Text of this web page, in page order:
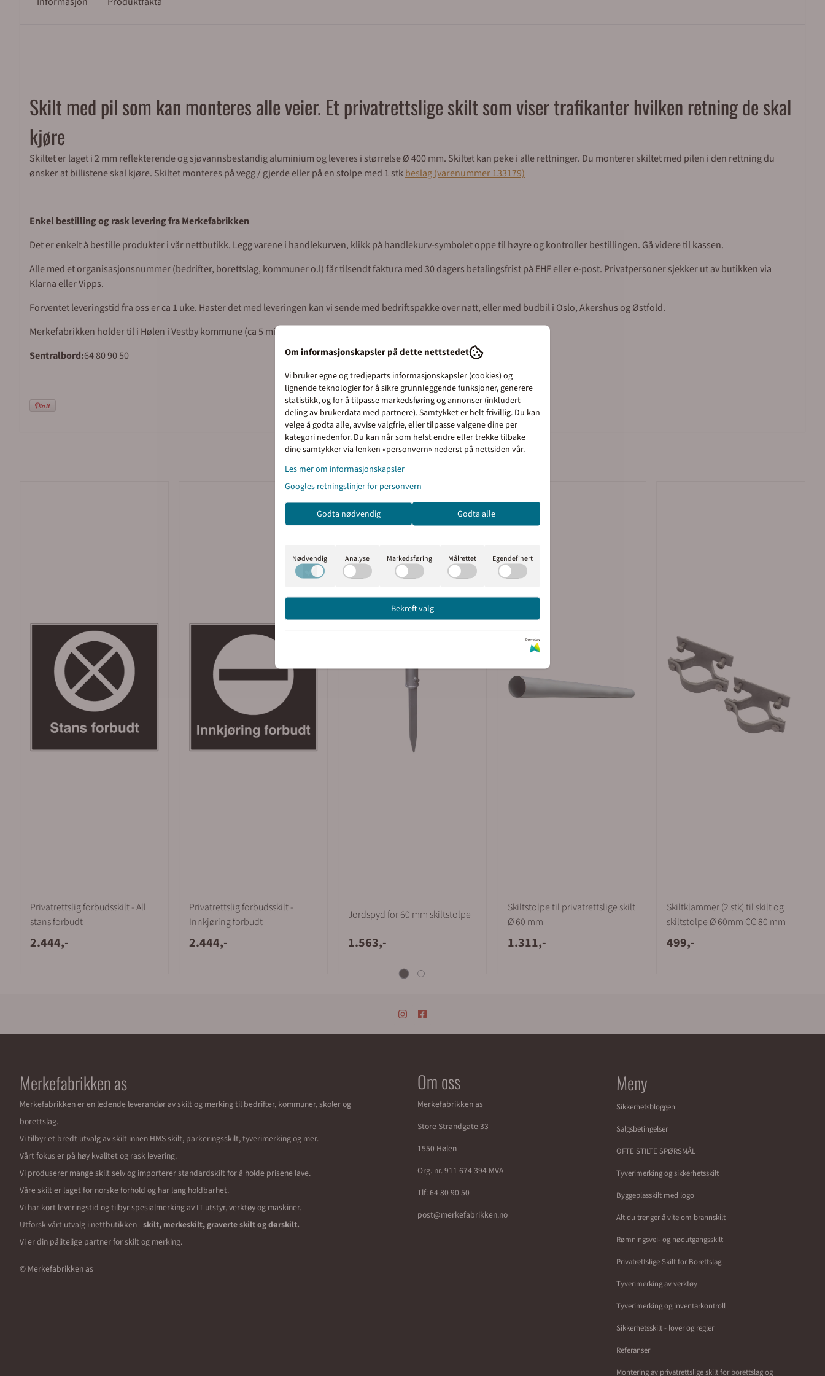
Skilt med pil som kan monteres alle veier. Et privatrettslige skilt som viser trafikanter hvilken retning de skal
kjøre
Skiltet er laget i 2 mm reflekterende og sjøvannsbestandig aluminium og leveres i størrelse Ø 400 mm. Skiltet kan peke i alle rettninger. Du monterer skiltet med pilen i den rettning du
ønsker at billistene skal kjøre. Skiltet monteres på vegg / gjerde eller på en stolpe med 1 stkbeslag (varenummer 133179)
Enkel bestilling og rask levering fra Merkefabrikken
Det er enkelt å bestille produkter i vår nettbutikk. Legg varene i handlekurven, klikk på handlekurv-symbolet oppe til høyre og kontroller bestillingen. Gå videre til kassen.
Alle med et organisasjonsnummer (bedrifter, borettslag, kommuner o.l) får tilsendt faktura med 30 dagers betalingsfrist på EHF eller e-post. Privatpersoner sjekker ut av butikken via
Klarna eller Vipps.
Forventet leveringstid fra oss er ca 1 uke. Haster det med leveringen kan vi sende med bedriftspakke over natt, eller med budbil i Oslo, Akershus og Østfold.
Merkefabrikken holder til i Hølen i Vestby kommune (ca 5 mil syd for Oslo). Våre åpningstider er 08.00 til 16.00 alle virkedager.
Sentralbord:64 80 90 50
Kunder kjøpte også
Privatrettslig forbudsskilt - All
stans forbudt
2.444,-
Privatrettslig forbudsskilt -
Innkjøring forbudt
2.444,-
Jordspyd for 60 mm skiltstolpe
1.563,-
Skiltstolpe til privatrettslige skilt
Ø 60 mm
1.311,-
Skiltklammer (2 stk) til skilt og
skiltstolpe Ø 60mm CC 80 mm
499,-
Merkefabrikken as
Merkefabrikken er en ledende leverandør av skilt og merking til bedrifter, kommuner, skoler og
borettslag.
Vi tilbyr et bredt utvalg av skilt innen HMS skilt, parkeringsskilt, tyverimerking og mer.
Vårt fokus er på høy kvalitet og rask levering.
Vi produserer mange skilt selv og importerer standardskilt for å holde prisene lave.
Våre skilt er laget for norske forhold og har lang holdbarhet.
Vi har kort leveringstid og tilbyr spesialmerking av IT-utstyr, verktøy og maskiner.
Utforsk vårt utvalg i nettbutikken -skilt, merkeskilt, graverte skilt og dørskilt.
Vi er din pålitelige partner for skilt og merking.
© Merkefabrikken as
Om oss
Merkefabrikken as
Store Strandgate 33
1550 Hølen
Org. nr. 911 674 394 MVA
Tlf:64 80 90 50
post@merkefabrikken.no
Meny
Sikkerhetsbloggen
Salgsbetingelser
OFTE STILTE SPØRSMÅL
Tyverimerking og sikkerhetsskilt
Byggeplasskilt med logo
Alt du trenger å vite om brannskilt
Rømningsvei- og nødutgangsskilt
Privatrettslige Skilt for Borettslag
Tyverimerking av verktøy
Tyverimerking og inventarkontroll
Sikkerhetsskilt - lover og regler
Referanser
Montering av privatrettslige skilt for borettslag og
Priser inkl. eller ekskl. mva
I denne butikken kan du velge om du vil se
prisene med eller uten moms.
Inkl. mva Ekskl. mva
Om informasjonskapsler på dette nettstedet
Vi bruker egne og tredjeparts informasjonskapsler (cookies) og
lignende teknologier for å sikre grunnleggende funksjoner, generere
statistikk, og for å tilpasse markedsføring og annonser (inkludert
deling av brukerdata med partnere). Samtykket er helt frivillig. Du kan
velge å godta alle, avvise valgfrie, eller tilpasse valgene dine per
kategori nedenfor. Du kan når som helst endre eller trekke tilbake
dine samtykker via lenken «personvern» nederst på nettsiden vår.
Les mer om informasjonskapsler
Googles retningslinjer for personvern
Godta nødvendig Godta alle
Nødvendig Analyse Markedsføring Målrettet Egendefinert
Bekreft valg
Drevet av